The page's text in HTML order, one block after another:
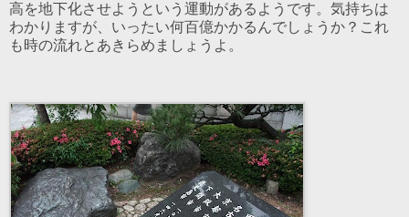
高を地下化させようという運動があるようです。気持ちは
わかりますが、いったい何百億かかるんでしょうか？これ
も時の流れとあきらめましょうよ。